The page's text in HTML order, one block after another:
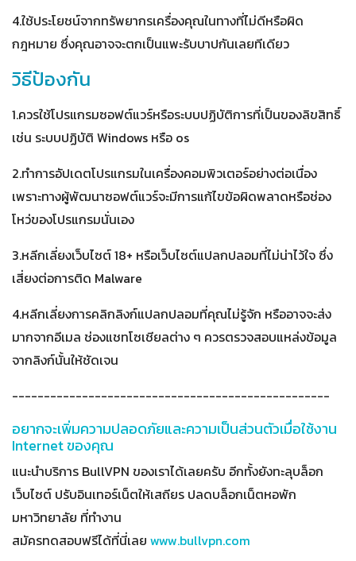
4.ใช้ประโยชน์จากทรัพยากรเครื่องคุณในทางที่ไม่ดีหรือผิด
กฎหมาย ซึ่งคุณอาจจะตกเป็นแพะรับบาปกันเลยทีเดียว
วิธีป้องกัน
1.ควรใช้โปรแกรมซอฟต์แวร์หรือระบบปฏิบัติการที่เป็นของลิขสิทธิ์
เช่น ระบบปฏิบัติ Windows หรือ os
2.ทำการอัปเดตโปรแกรมในเครื่องคอมพิวเตอร์อย่างต่อเนื่อง
เพราะทางผู้พัฒนาซอฟต์แวร์จะมีการแก้ไขข้อผิดพลาดหรือช่อง
โหว่ของโปรแกรมนั่นเอง
3.หลีกเลี่ยงเว็บไซต์ 18+ หรือเว็บไซต์แปลกปลอมที่ไม่น่าไว้ใจ ซึ่ง
เสี่ยงต่อการติด Malware
4.หลีกเลี่ยงการคลิกลิงก์แปลกปลอมที่คุณไม่รู้จัก หรืออาจจะส่ง
มากจากอีเมล ช่องแชทโซเชียลต่าง ๆ ควรตรวจสอบแหล่งข้อมูล
จากลิงก์นั้นให้ชัดเจน
--------------------------------------------------
อยากจะเพิ่มความปลอดภัยและความเป็นส่วนตัวเมื่อใช้งาน
Internet ของคุณ
แนะนำบริการ BullVPN ของเราได้เลยครับ อีกทั้งยังทะลุบล็อก
เว็บไซต์ ปรับอินเทอร์เน็ตให้เสถียร ปลดบล็อกเน็ตหอพัก
มหาวิทยาลัย ที่ทำงาน
สมัครทดสอบฟรีได้ที่นี่เลย www.bullvpn.com